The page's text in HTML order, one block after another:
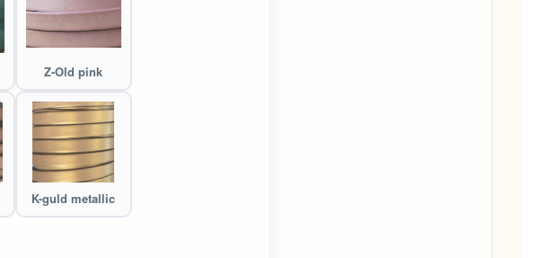
Z-Old pink
K-guld metallic